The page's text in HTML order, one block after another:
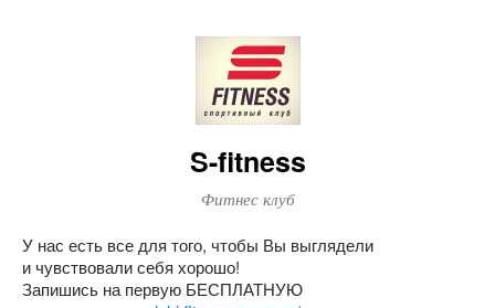
S-fitness
Фитнес клуб
У нас есть все для того, чтобы Вы выглядели
и чувствовали себя хорошо!
Запишись на первую БЕСПЛАТНУЮ